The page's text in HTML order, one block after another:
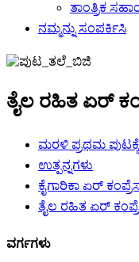
ತಾಂತ್ರಿಕ
ನಮ್ಮನ್ನು ಸಂಪರ್ಕಿಸಿ
ತೈಲ ರಹಿತ ಏರ್
ಮರಳಿ ಪ್ರಥಮ ಪುಟಕ್ಕೆ
ಉತ್ಪನ್ನಗಳು
ಕೈಗಾರಿಕಾ ಏರ್
ತೈಲ ರಹಿತ ಏರ್
ವರ್ಗಗಳು